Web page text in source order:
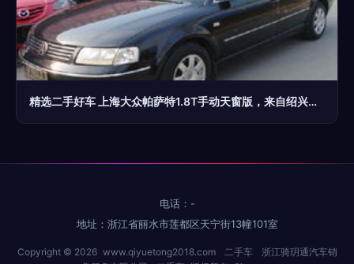
精选二手好车 上海大众帕萨特1.8T手动天窗版，来自绍兴友人精品二手车置换公司
电话：-
地址：浙江省丽水市莲都区天宁街13幢101室
Copyright © 2026 www.qiyuetong2018.com 二手车
浙江骑玥通汽车销